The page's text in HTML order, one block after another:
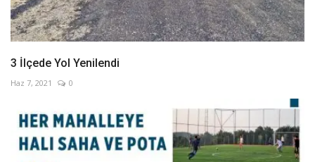
3 İlçede Yol Yenilendi
Haz 7, 2021 0